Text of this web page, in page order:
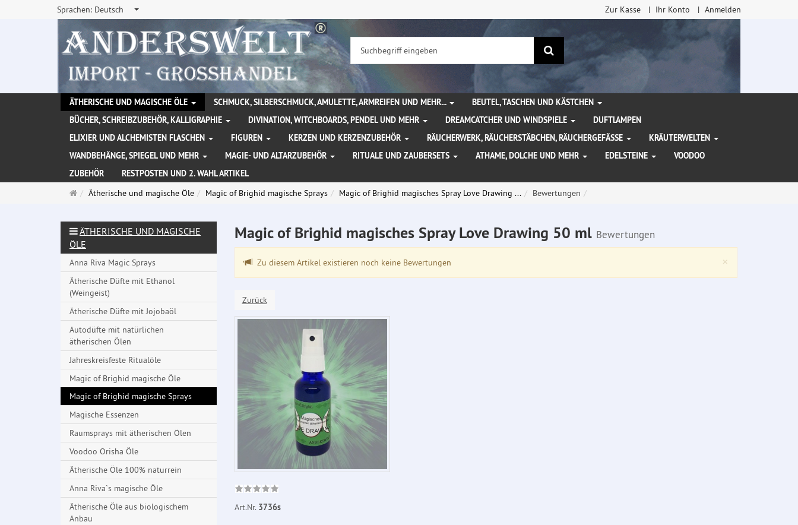
Sprachen: Deutsch Zur Kasse Ihr Konto Anmelden
Suchen
ÄTHERISCHE UND MAGISCHE ÖLE SCHMUCK, SILBERSCHMUCK, AMULETTE, ARMREIFEN UND MEHR...
BEUTEL, TASCHEN UND KÄSTCHEN
BÜCHER, SCHREIBZUBEHÖR, KALLIGRAPHIE
DIVINATION, WITCHBOARDS, PENDEL UND MEHR DREAMCATCHER UND WINDSPIELE
DUFTLAMPEN
ELIXIER UND ALCHEMISTEN FLASCHEN
FIGUREN KERZEN UND KERZENZUBEHÖR RÄUCHERWERK, RÄUCHERSTÄBCHEN, RÄUCHERGEFÄSSE
KRÄUTERWELTEN
WANDBEHÄNGE, SPIEGEL UND MEHR
MAGIE- UND ALTARZUBEHÖR RITUALE UND ZAUBERSETS ATHAME, DOLCHE UND MEHR EDELSTEINE
VOODOO
ZUBEHÖR
RESTPOSTEN UND 2. WAHL ARTIKEL
Startseite
Ätherische und magische Öle Magic of Brighid magische Sprays Magic of Brighid magisches Spray Love Drawing ... Bewertungen
Magic of Brighid magisches Spray Love Drawing 50 ml Bewertungen
×
Zu diesem Artikel existieren noch keine Bewertungen
Zurück
Art.Nr. 3736s
ÄTHERISCHE UND MAGISCHE
ÖLE
Anna Riva Magic Sprays
Ätherische Düfte mit Ethanol
(Weingeist)
Ätherische Düfte mit Jojobaöl
Autodüfte mit natürlichen
ätherischen Ölen
Jahreskreisfeste Ritualöle
Magic of Brighid magische Öle
Magic of Brighid magische Sprays
Magische Essenzen
Raumsprays mit ätherischen Ölen
Voodoo Orisha Öle
Ätherische Öle 100% naturrein
Anna Riva`s magische Öle
Ätherische Öle aus biologischem
Anbau